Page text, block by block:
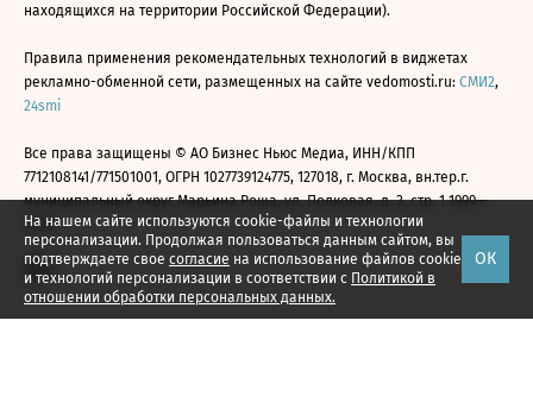
На нашем сайте используются cookie-файлы и технологии
персонализации. Продолжая пользоваться данным сайтом, вы
подтверждаете свое согласие на использование файлов cookie
и технологий персонализации в соответствии с Политикой в
отношении обработки персональных данных.
ОК
находящихся на территории Российской Федерации).
Правила применения рекомендательных технологий в виджетах
рекламно-обменной сети, размещенных на сайте vedomosti.ru: СМИ2,
24smi
Все права защищены © АО Бизнес Ньюс Медиа, ИНН/КПП
7712108141/771501001, ОГРН 1027739124775, 127018, г. Москва, вн.тер.г.
муниципальный округ Марьина Роща, ул. Полковая, д. 3, стр. 1 1999—
2026